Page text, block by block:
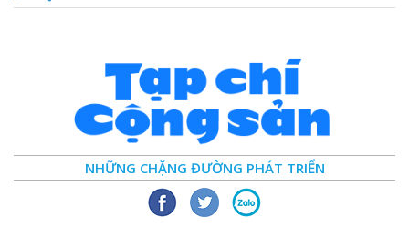
NHỮNG CHẶNG ĐƯỜNG PHÁT TRIỂN